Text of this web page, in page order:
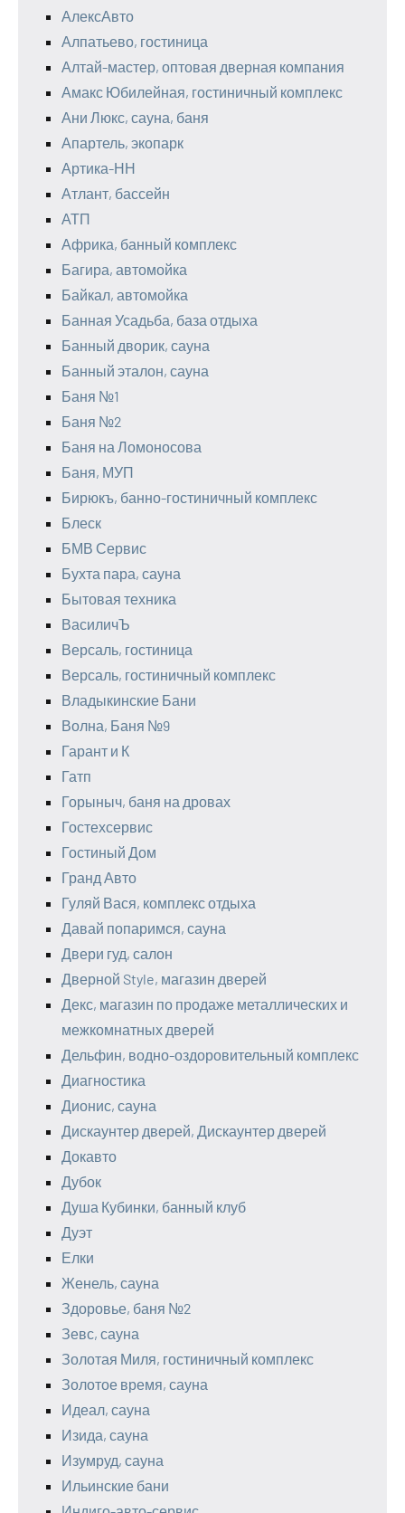
АлексАвто
Алпатьево, гостиница
Алтай-мастер, оптовая дверная компания
Амакс Юбилейная, гостиничный комплекс
Ани Люкс, сауна, баня
Апартель, экопарк
Артика-НН
Атлант, бассейн
АТП
Африка, банный комплекс
Багира, автомойка
Байкал, автомойка
Банная Усадьба, база отдыха
Банный дворик, сауна
Банный эталон, сауна
Баня №1
Баня №2
Баня на Ломоносова
Баня, МУП
Бирюкъ, банно-гостиничный комплекс
Блеск
БМВ Сервис
Бухта пара, сауна
Бытовая техника
ВасиличЪ
Версаль, гостиница
Версаль, гостиничный комплекс
Владыкинские Бани
Волна, Баня №9
Гарант и К
Гатп
Горыныч, баня на дровах
Гостехсервис
Гостиный Дом
Гранд Авто
Гуляй Вася, комплекс отдыха
Давай попаримся, сауна
Двери гуд, салон
Дверной Style, магазин дверей
Декс, магазин по продаже металлических и
межкомнатных дверей
Дельфин, водно-оздоровительный комплекс
Диагностика
Дионис, сауна
Дискаунтер дверей, Дискаунтер дверей
Докавто
Дубок
Душа Кубинки, банный клуб
Дуэт
Елки
Женель, сауна
Здоровье, баня №2
Зевс, сауна
Золотая Миля, гостиничный комплекс
Золотое время, сауна
Идеал, сауна
Изида, сауна
Изумруд, сауна
Ильинские бани